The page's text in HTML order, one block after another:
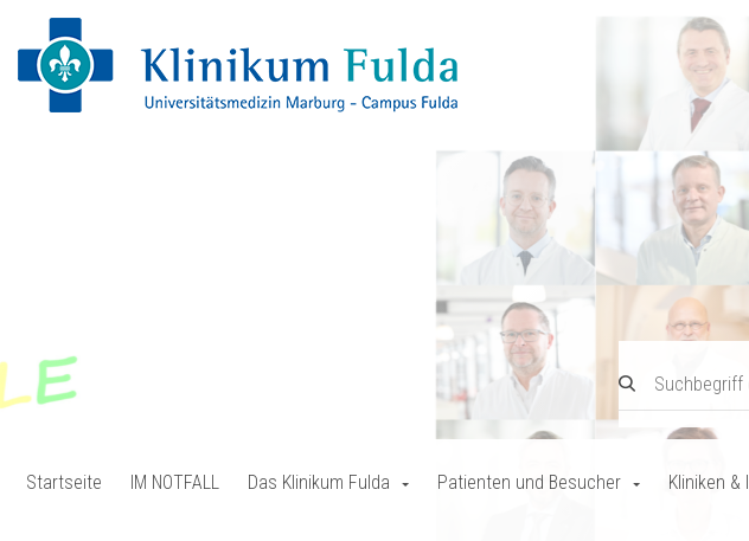
Startseite
IM NOTFALL Das Klinikum Fulda Patienten und Besucher Kliniken &